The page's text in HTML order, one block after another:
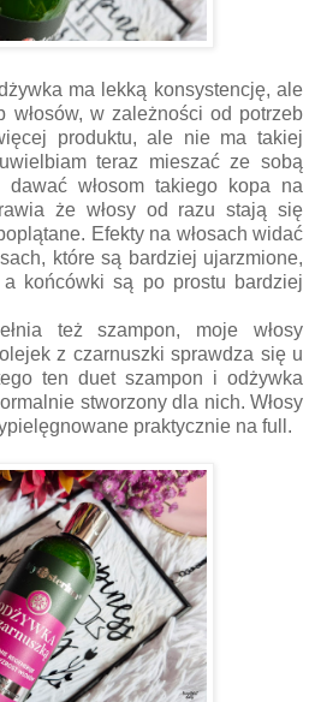
ma lekką konsystencję, ale
włosów, w zależności od potrzeb
produktu, ale nie ma takiej
teraz mieszać ze sobą
włosom takiego kopa na
że włosy od razu stają się
Efekty na włosach widać
które są bardziej ujarzmione,
końcówki są po prostu bardziej
też szampon, moje włosy
z czarnuszki sprawdza się u
ten duet szampon i odżywka
stworzony dla nich. Włosy
praktycznie na full.